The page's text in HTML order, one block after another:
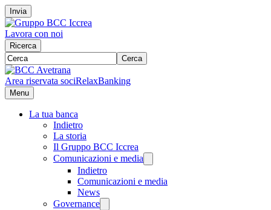
Invia
Lavora con noi
Ricerca
Cerca
Area riservata sociRelaxBanking
Menu
La tua banca
Indietro
La storia
Il Gruppo BCC Iccrea
Comunicazioni e media
Indietro
Comunicazioni e media
News
Governance